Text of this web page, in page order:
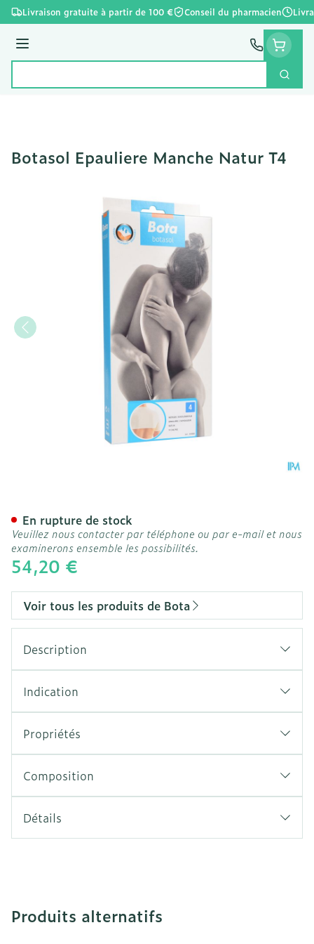
Aller au contenu
Livraison gratuite à partir de 100 € Conseil du pharmacien
Menu
Botasol Epauliere Manche Natur T4
54,20 €
En rupture de stock
Veuillez nous contacter par téléphone ou par e-mail et nous
examinerons ensemble les possibilités.
Voir tous les produits de Bota
Description
Indication
Propriétés
Composition
Détails
Produits alternatifs